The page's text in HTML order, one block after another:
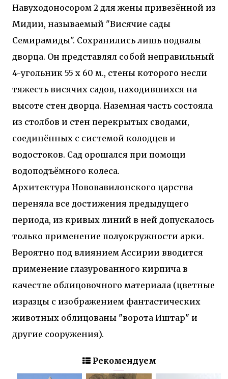
Навуходоносором 2 для жены привезённой из
Мидии, называемый "Висячие сады
Семирамиды". Сохранились лишь подвалы
дворца. Он представлял собой неправильный
4-угольник 55 х 60 м., стены которого несли
тяжесть висячих садов, находившихся на
высоте стен дворца. Наземная часть состояла
из столбов и стен перекрытых сводами,
соединённых с системой колодцев и
водостоков. Сад орошался при помощи
водоподъёмного колеса.
Архитектура Нововавилонского царства
переняла все достижения предыдущего
периода, из кривых линий в ней допускалось
только применение полуокружности арки.
Вероятно под влиянием Ассирии вводится
применение глазурованного кирпича в
качестве облицовочного материала (цветные
изразцы с изображением фантастических
животных облицованы "ворота Иштар" и
другие сооружения).
Рекомендуем